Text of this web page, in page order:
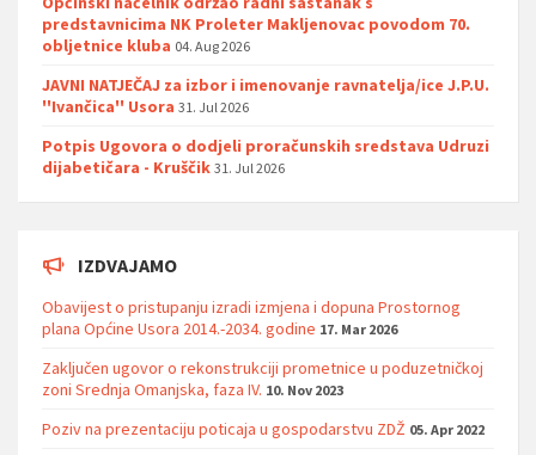
predstavnicima NK Proleter Makljenovac povodom 70.
obljetnice kluba 04. Aug 2026
JAVNI NATJEČAJ za izbor i imenovanje ravnatelja/ice J.P.U.
''Ivančica'' Usora 31. Jul 2026
Potpis Ugovora o dodjeli proračunskih sredstava Udruzi
dijabetičara - Kruščik 31. Jul 2026
IZDVAJAMO
Obavijest o pristupanju izradi izmjena i dopuna Prostornog
plana Općine Usora 2014.-2034. godine 17. Mar 2026
Zaključen ugovor o rekonstrukciji prometnice u poduzetničkoj
zoni Srednja Omanjska, faza IV. 10. Nov 2023
Poziv na prezentaciju poticaja u gospodarstvu ZDŽ 05. Apr 2022